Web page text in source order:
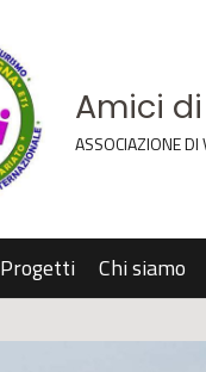
Amici
ASSOCIAZIONE DI
Progetti Chi siamo